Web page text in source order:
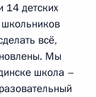
детских
всё,
Мы
школа –